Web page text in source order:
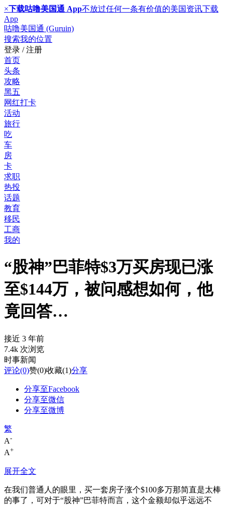
×下载咕噜美国通 App不放过任何一条有价值的美国资讯下载
App
咕噜美国通 (Guruin)
搜索我的位置
登录 / 注册
首页
头条
攻略
黑五
网红打卡
活动
旅行
吃
车
房
卡
求职
热投
话题
教育
移民
工商
我的
“股神”巴菲特$3万买房现已涨
至$144万，被问感想如何，他
竟回答…
接近 3 年前
7.4k 次浏览
时事新闻
评论(0)赞(0)收藏(1)分享
分享至Facebook
分享至微信
分享至微博
繁
A-
A+
展开全文
在我们普通人的眼里，买一套房子涨个$100多万那简直是太棒
的事了，可对于“股神”巴菲特而言，这个金额却似乎远远不